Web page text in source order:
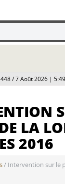
/ 7 Août 2026 | 5:49
LA
2016
/ Intervention sur le